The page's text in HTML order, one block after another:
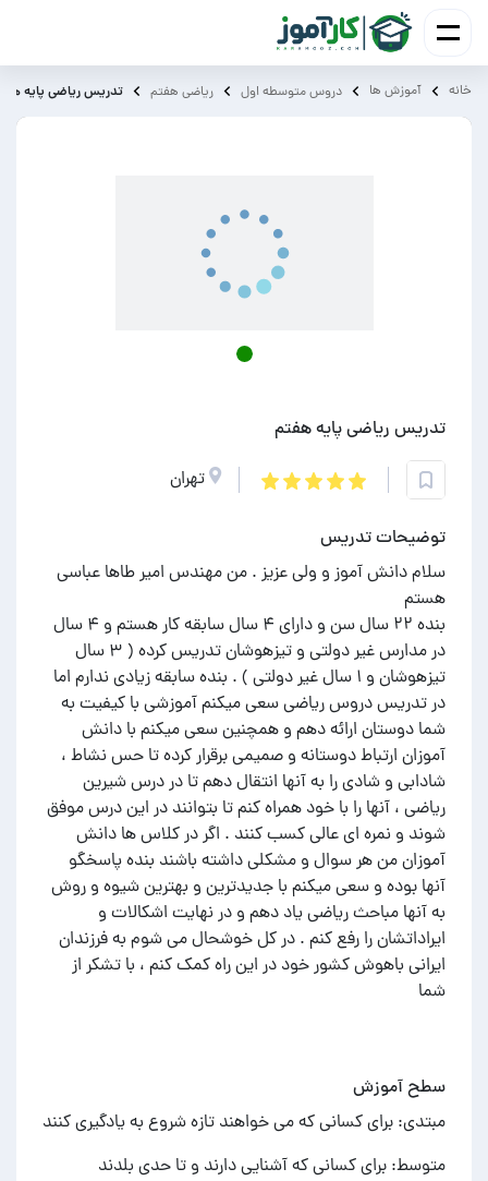
خانه آموزش ‌ها دروس متوسطه اول ریاضی هفتم تدریس ریاضی پایه
تدریس ریاضی پایه هفتم
تهران
توضیحات تدریس
سلام دانش آموز و ولی عزیز . من مهندس امیر طاها عباسی
بنده ۲۲ سال سن و دارای ۴ سال سابقه کار هستم و ۴ سال
در مدارس غیر دولتی و تیزهوشان تدریس کرده ( ۳ سال
تیزهوشان و ۱ سال غیر دولتی ) . بنده سابقه زیادی ندارم اما
در تدریس دروس ریاضی سعی میکنم آموزشی با کیفیت به
شما دوستان ارائه دهم و همچنین سعی میکنم با دانش
آموزان ارتباط دوستانه و صمیمی برقرار کرده تا حس نشاط ،
شادابی و شادی را به آنها انتقال دهم تا در درس شیرین
ریاضی ، آنها را با خود همراه کنم تا بتوانند در این درس موفق
شوند و نمره ای عالی کسب کنند . اگر در کلاس ها دانش
آموزان من هر سوال و مشکلی داشته باشند بنده پاسخگو
آنها بوده و سعی میکنم با جدیدترین و بهترین شیوه و روش
به آنها مباحث ریاضی یاد دهم و در نهایت اشکالات و
ایراداتشان را رفع کنم . در کل خوشحال می شوم به فرزندان
ایرانی باهوش کشور خود در این راه کمک کنم ، با تشکر از
شما
سطح آموزش
مبتدی: برای کسانی که می خواهند تازه شروع به یادگیری کنند
متوسط: برای کسانی که آشنایی دارند و تا حدی بلدند